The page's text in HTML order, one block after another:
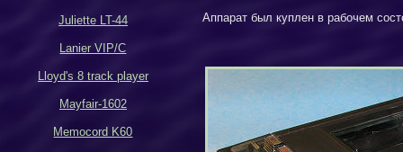
Juliette LT-44
Lanier VIP/C
Lloyd's 8 track player
Mayfair-1602
Memocord K60
Аппарат был куплен в рабочем